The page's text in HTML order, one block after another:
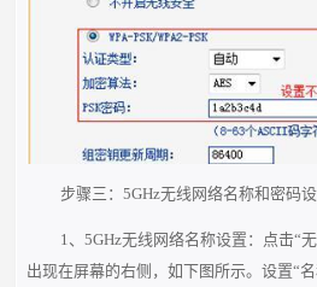
步骤三：5GHz无线网络名称和密码
1、5GHz无线网络名称设置：点击“
出现在屏幕的右侧，如下图所示。设置“